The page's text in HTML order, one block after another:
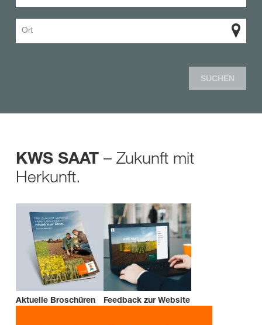
Ort
SUCHEN
KWS SAAT – Zukunft mit
Herkunft.
Aktuelle Broschüren Feedback zur Website